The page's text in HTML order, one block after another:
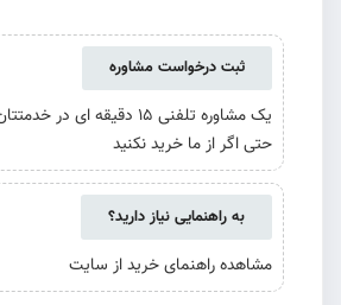
ثبت درخواست مشاوره
یک مشاوره تلفنی 15 دقیقه ای
حتی اگر از ما خرید نکنید
به راهنمایی نیاز دارید؟
مشاهده راهنمای خرید از سایت